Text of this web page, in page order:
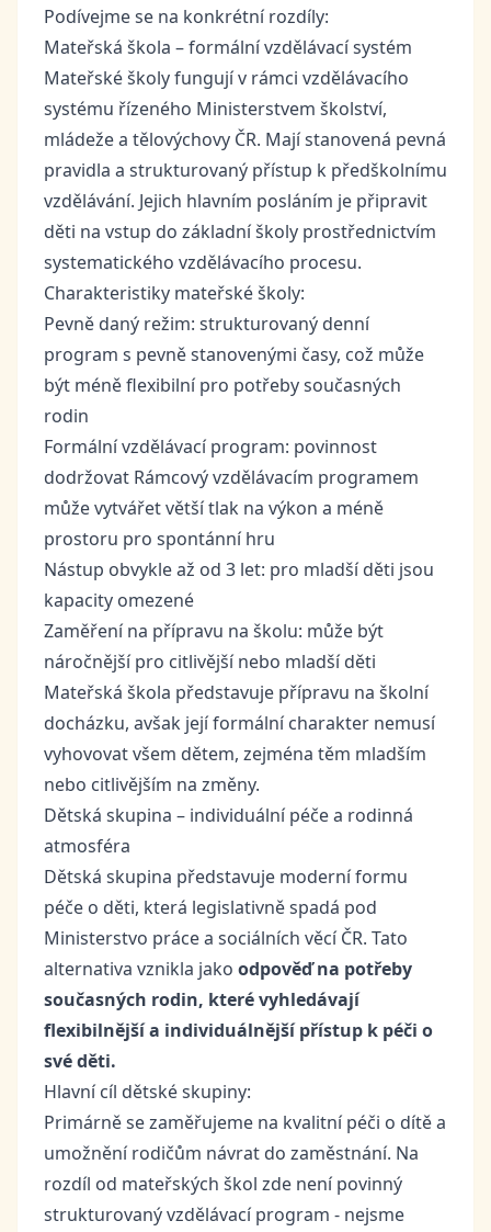
Podívejme se na konkrétní rozdíly:
Mateřská škola – formální vzdělávací systém
Mateřské školy fungují v rámci vzdělávacího
systému řízeného Ministerstvem školství,
mládeže a tělovýchovy ČR. Mají stanovená pevná
pravidla a strukturovaný přístup k předškolnímu
vzdělávání. Jejich hlavním posláním je připravit
děti na vstup do základní školy prostřednictvím
systematického vzdělávacího procesu.
Charakteristiky mateřské školy:
Pevně daný režim: strukturovaný denní
program s pevně stanovenými časy, což může
být méně flexibilní pro potřeby současných
rodin
Formální vzdělávací program: povinnost
dodržovat Rámcový vzdělávacím programem
může vytvářet větší tlak na výkon a méně
prostoru pro spontánní hru
Nástup obvykle až od 3 let: pro mladší děti jsou
kapacity omezené
Zaměření na přípravu na školu: může být
náročnější pro citlivější nebo mladší děti
Mateřská škola představuje přípravu na školní
docházku, avšak její formální charakter nemusí
vyhovovat všem dětem, zejména těm mladším
nebo citlivějším na změny.
Dětská skupina – individuální péče a rodinná
atmosféra
Dětská skupina představuje moderní formu
péče o děti, která legislativně spadá pod
Ministerstvo práce a sociálních věcí ČR. Tato
alternativa vznikla jako odpověď na potřeby
současných rodin, které vyhledávají
flexibilnější a individuálnější přístup k péči o
své děti.
Hlavní cíl dětské skupiny:
Primárně se zaměřujeme na kvalitní péči o dítě a
umožnění rodičům návrat do zaměstnání. Na
rozdíl od mateřských škol zde není povinný
strukturovaný vzdělávací program - nejsme